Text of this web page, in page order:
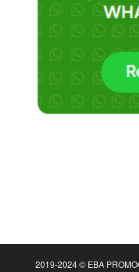
2019-2024 © EBA